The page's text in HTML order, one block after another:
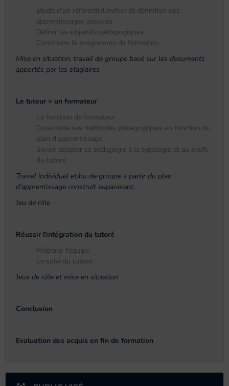
Etude d'un référentiel métier et définition des
apprentissages associés
Définir les objectifs pédagogiques
Construire le programme de formation
Mise en situation, travail de groupe basé sur les documents
apportés par les stagiaires
Le tuteur = un formateur
La fonction de formateur
Construire ses méthodes pédagogiques en fonction du
plan d'apprentissage
Savoir adapter sa pédagogie à la typologie et au profil
du tutoré
Travail individuel et/ou de groupe à partir du plan
d'apprentissage construit auparavant.
Jeu de rôle
Réussir l'intégration du tutoré
Préparer l'équipe
Le suivi du tutoré
Jeux de rôle et mise en situation
Conclusion
Evaluation des acquis en fin de formation